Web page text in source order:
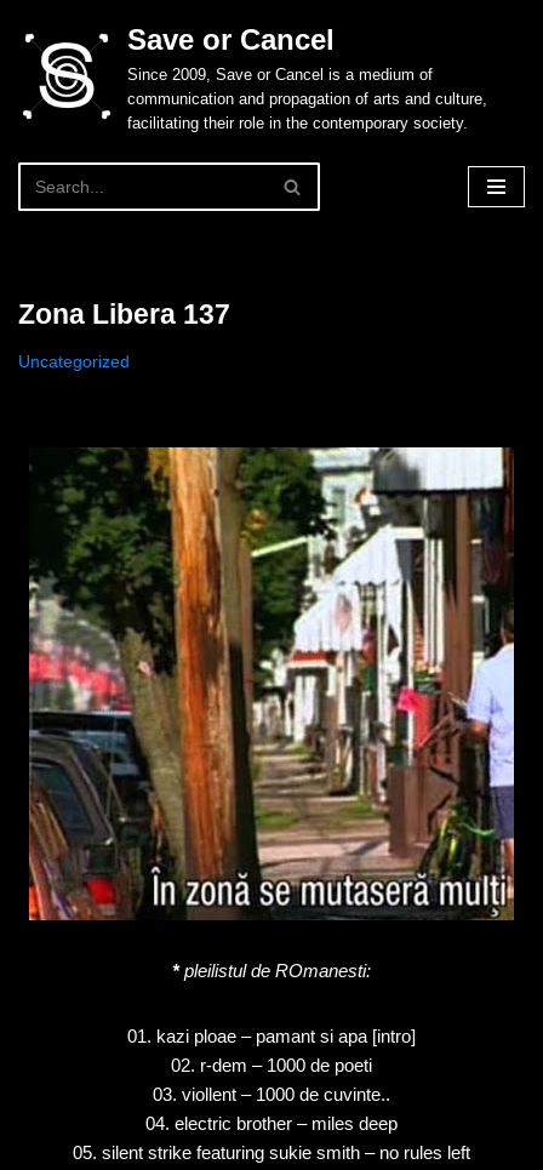
Skip
content
Save or Cancel
Since 2009, Save or Cancel is a medium of
communication and propagation of arts and culture,
facilitating their role in the contemporary society.
Zona Libera 137
Uncategorized
*pleilistul de ROmanesti:
01. kazi ploae – pamant si apa [intro]
02. r-dem – 1000 de poeti
03. viollent – 1000 de cuvinte..
04. electric brother – miles deep
05. silent strike featuring sukie smith – no rules left